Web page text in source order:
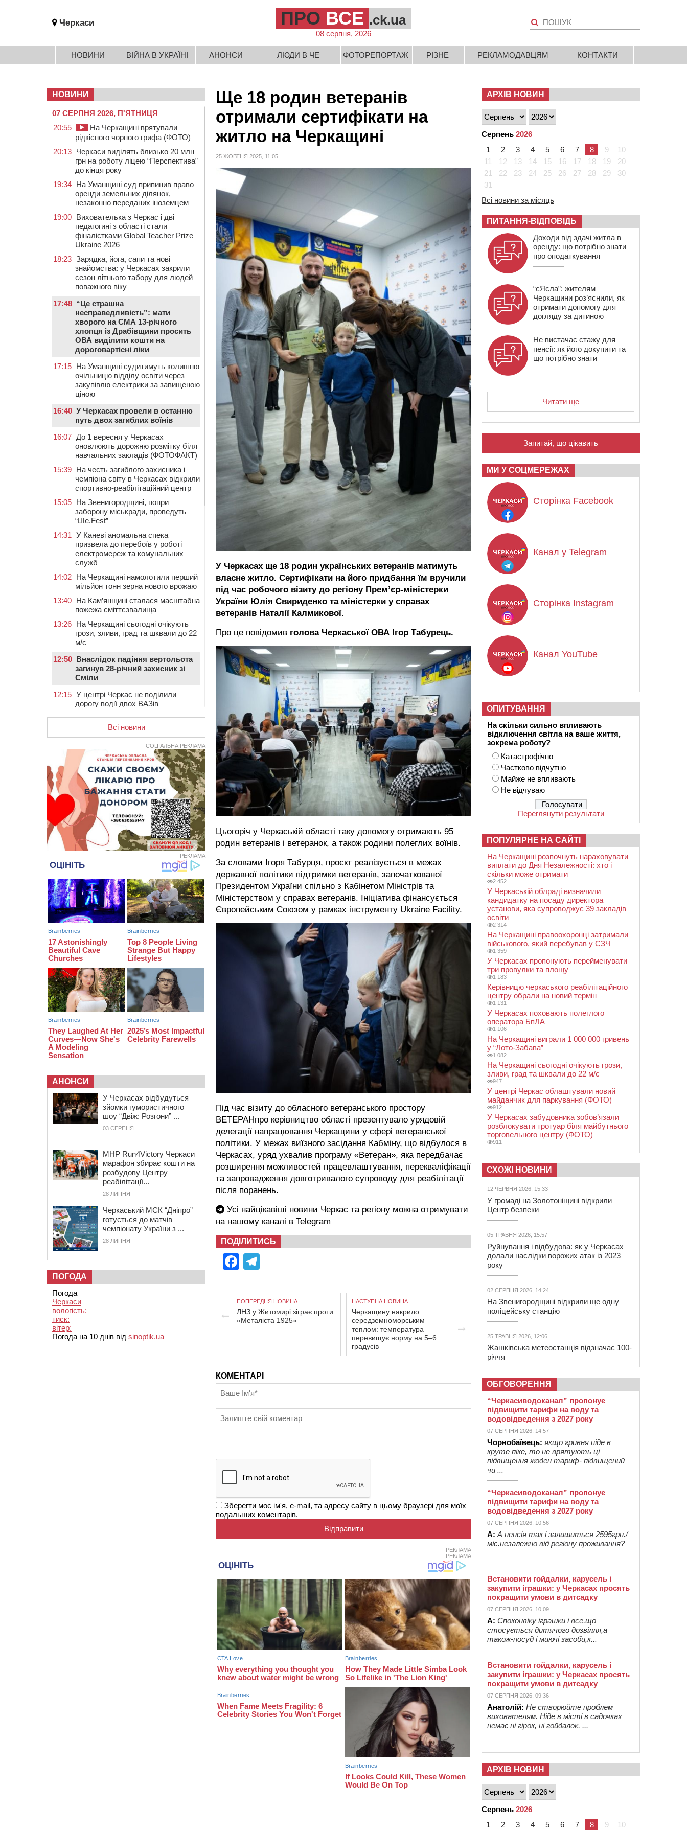
Черкаси ПРО ВСЕ .ck.ua
08 серпня, 2026
НОВИНИ ВІЙНА В УКРАЇНІ АНОНСИ ЛЮДИ В ЧЕ ФОТОРЕПОРТАЖ РІЗНЕ РЕКЛАМОДАВЦЯМ КОНТАКТИ
Ще 18 родин ветеранів
отримали сертифікати на
житло на Черкащині
25 ЖОВТНЯ 2025, 11:05
У Черкасах ще 18 родин українських ветеранів матимуть
власне житло. Сертифікати на його придбання їм вручили
під час робочого візиту до регіону Прем’єр-міністерки
України Юлія Свириденко та міністерки у справах
ветеранів Наталії Калмикової.
Про це повідомив голова Черкаської ОВА Ігор Табурець.
Цьогоріч у Черкаській області таку допомогу отримають 95
родин ветеранів і ветеранок, а також родини полеглих воїнів.
За словами Ігоря Табурця, проєкт реалізується в межах
державної політики підтримки ветеранів, започаткованої
Президентом України спільно з Кабінетом Міністрів та
Міністерством у справах ветеранів. Ініціатива фінансується
Європейським Союзом у рамках інструменту Ukraine Facility.
Під час візиту до обласного ветеранського простору
ВЕТЕРАНпро керівництво області презентувало урядовій
делегації напрацювання Черкащини у сфері ветеранської
політики. У межах виїзного засідання Кабміну, що відбулося в
Черкасах, уряд ухвалив програму «Ветеран», яка передбачає
розширення можливостей працевлаштування, перекваліфікації
та запровадження довготривалого супроводу для реабілітації
після поранень.
Усі найцікавіші новини Черкас та регіону можна отримувати
на нашому каналі в Telegram
ПОДІЛИТИСЬ
Facebook
ПОПЕРЕДНЯ НОВИНА
ЛНЗ у Житомирі зіграє проти
«Металіста 1925»
НАСТУПНА НОВИНА
Черкащину накрило
середземноморським
теплом: температура
перевищує норму на 5–6
градусів
КОМЕНТАРІ
Зберегти моє ім'я, e-mail, та адресу сайту в цьому браузері для моїх
подальших коментарів.
РЕКЛАМА
РЕКЛАМА
НОВИНИ
07 СЕРПНЯ 2026, П'ЯТНИЦЯ
20:55
На Черкащині врятували
рідкісного чорного грифа (ФОТО)
20:13 Черкаси виділять близько 20 млн
грн на роботу ліцею “Перспектива”
до кінця року
19:34 На Уманщині суд припинив право
оренди земельних ділянок,
незаконно переданих іноземцем
19:00 Вихователька з Черкас і дві
педагогині з області стали
фіналістками Global Teacher Prize
Ukraine 2026
18:23 Зарядка, йога, сапи та нові
знайомства: у Черкасах закрили
сезон літнього табору для людей
поважного віку
17:48 “Це страшна
несправедливість”: мати
хворого на СМА 13-річного
хлопця із Драбівщини просить
ОВА виділити кошти на
дороговартісні ліки
17:15 На Уманщині судитимуть колишню
очільницю відділу освіти через
закупівлю електрики за завищеною
ціною
16:40 У Черкасах провели в останню
путь двох загиблих воїнів
16:07 До 1 вересня у Черкасах
оновлюють дорожню розмітку біля
навчальних закладів (ФОТОФАКТ)
15:39 На честь загиблого захисника і
чемпіона світу в Черкасах відкрили
спортивно-реабілітаційний центр
15:05 На Звенигородщині, попри
заборону міськради, проведуть
“Ше.Fest”
14:31 У Каневі аномальна спека
призвела до перебоїв у роботі
електромереж та комунальних
служб
14:02 На Черкащині намолотили перший
мільйон тонн зерна нового врожаю
13:40 На Кам’янщині сталася масштабна
пожежа сміттєзвалища
13:26 На Черкащині сьогодні очікують
грози, зливи, град та шквали до 22
м/с
12:50 Внаслідок падіння вертольота
загинув 28-річний захисник зі
Сміли
12:15 У центрі Черкас не поділили
дорогу водії двох ВАЗів
11:29 У Черкасах до середини серпня
обмежать рух транспорту на трьох
вулицях
10:54 На Черкащині кількість укриттів
збільшилась уп’ятеро з початку
повномасштабної війни
10:15
У Черкасах водій Audi Q5
спричинив аварію, не пропустивши
інший кросовер
09:42 “Черкасиводоканал” пропонує
підвищити тарифи на воду та
водовідведення з 2027 року
09:08 Встановити гойдалки, карусель і
закупити іграшки: у Черкасах
просять покращити умови в
дитсадку
08:22
“На щиті” у Чорнобаївську
громаду повертається полеглий
біля Кліщіївки воїн
07:30 Понад 968 мільйонів гривень
земельного податку сплатили на
Черкащині
06 СЕРПНЯ 2026, ЧЕТВЕР
21:13 Вісім медалей, з яких чотири
золоті: черкаські спортсмени
тріумфували на чемпіонаті України
Всі новини
СОЦІАЛЬНА РЕКЛАМА
РЕКЛАМА
АНОНСИ
У Черкасах відбудуться
зйомки гумористичного
шоу “Двіж: Розгони” ...
03 СЕРПНЯ
MHP Run4Victory Черкаси
марафон збирає кошти на
розбудову Центру
реабілітації...
28 ЛИПНЯ
Черкаський МСК “Дніпро”
готується до матчів
чемпіонату України з ...
28 ЛИПНЯ
ПОГОДА
Погода
Черкаси
вологість:
тиск:
вітер:
Погода на 10 днів від sinoptik.ua
АРХІВ НОВИН
Серпень 2026
1
2 3 4 5 6 7 8 9
10
11
12 13 14 15 16 17 18 19
20
21
22 23 24 25 26 27 28 29
30
31
Всі новини за місяць
ПИТАННЯ-ВІДПОВІДЬ
Доходи від здачі житла в
оренду: що потрібно знати
про оподаткування
“єЯсла”: жителям
Черкащини роз’яснили, як
отримати допомогу для
догляду за дитиною
Не вистачає стажу для
пенсії: як його докупити та
що потрібно знати
Читати ще
Запитай, що цікавить
МИ У СОЦМЕРЕЖАХ
Сторінка Facebook
Канал у Telegram
Сторінка Instagram
Канал YouTube
ОПИТУВАННЯ
На скільки сильно впливають
відключення світла на ваше життя,
зокрема роботу?
Катастрофічно
Частково відчутно
Майже не впливають
Не відчуваю
Переглянути результати
ПОПУЛЯРНЕ НА САЙТІ
На Черкащині розпочнуть нараховувати
виплати до Дня Незалежності: хто і
скільки може отримати
2 452
У Черкаській облраді визначили
кандидатку на посаду директора
установи, яка супроводжує 39 закладів
освіти
2 314
На Черкащині правоохоронці затримали
військового, який перебував у СЗЧ
1 359
У Черкасах пропонують перейменувати
три провулки та площу
1 183
Керівницю черкаського реабілітаційного
центру обрали на новий термін
1 131
У Черкасах поховають полеглого
оператора БпЛА
1 106
На Черкащині виграли 1 000 000 гривень
у “Лото-Забава”
1 082
На Черкащині сьогодні очікують грози,
зливи, град та шквали до 22 м/с
947
У центрі Черкас облаштували новий
майданчик для паркування (ФОТО)
912
У Черкасах забудовника зобов’язали
розблокувати тротуар біля майбутнього
торговельного центру (ФОТО)
911
СХОЖІ НОВИНИ
12 ЧЕРВНЯ 2026, 15:33
У громаді на Золотоніщині відкрили
Центр безпеки
05 ТРАВНЯ 2026, 15:57
Руйнування і відбудова: як у Черкасах
долали наслідки ворожих атак із 2023
року
02 СЕРПНЯ 2026, 14:24
На Звенигородщині відкрили ще одну
поліцейську станцію
25 ТРАВНЯ 2026, 12:06
Жашківська метеостанція відзначає 100-
річчя
ОБГОВОРЕННЯ
“Черкасиводоканал” пропонує
підвищити тарифи на воду та
водовідведення з 2027 року
07 СЕРПНЯ 2026, 14:57
Чорнобаївець: якщо гривня піде в
круте піке, то не врятують ці
підвищення жоден тариф- підвищений
чи ...
“Черкасиводоканал” пропонує
підвищити тарифи на воду та
водовідведення з 2027 року
07 СЕРПНЯ 2026, 10:56
А: А пенсія так і залишиться 2595грн./
міс.незалежно від регіону проживання?
Встановити гойдалки, карусель і
закупити іграшки: у Черкасах просять
покращити умови в дитсадку
07 СЕРПНЯ 2026, 10:09
А: Споконвіку іграшки і все,що
стосується дитячого дозвілля,а
також-посуд і миючі засоби,к...
Встановити гойдалки, карусель і
закупити іграшки: у Черкасах просять
покращити умови в дитсадку
07 СЕРПНЯ 2026, 09:36
Анатолій: Не створюйте проблем
вихователям. Ніде в місті в садочках
немає ні гірок, ні гойдалок, ...
АРХІВ НОВИН
Серпень 2026
1
2 3 4 5 6 7 8 9 10